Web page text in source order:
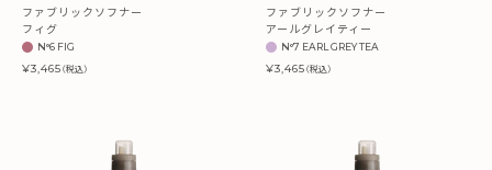
ファブリックソフナー
フィグ
N°6 FIG
¥3,465（税込）
ファブリックソフナー
アールグレイティー
N°7 EARL GREY TEA
¥3,465（税込）